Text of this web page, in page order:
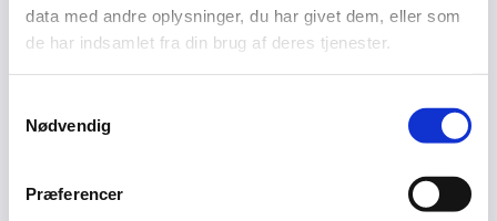
data med andre oplysninger, du har givet dem, eller som
de har indsamlet fra din brug af deres tjenester.
Nødvendig
Præferencer
Connected af Webven